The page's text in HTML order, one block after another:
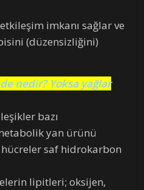
imkanı sağlar ve
(düzensizliğini)
nedir? Yoksa yağlar
bazı
yan ürünü
hücreler saf hidrokarbon
lipitleri; oksijen,